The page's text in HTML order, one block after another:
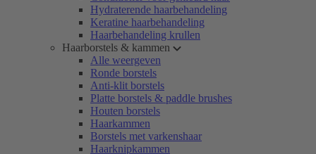
Hydraterende haarbehandeling
Keratine haarbehandeling
Haarbehandeling krullen
Haarborstels & kammen
Alle weergeven
Ronde borstels
Anti-klit borstels
Platte borstels & paddle brushes
Houten borstels
Haarkammen
Borstels met varkenshaar
Haarknipkammen